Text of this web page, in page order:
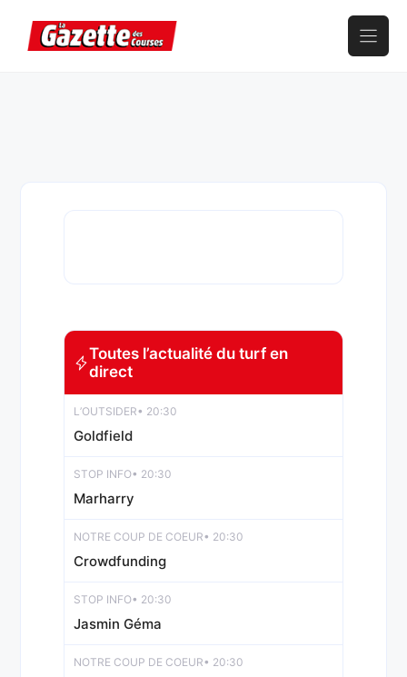
contenu
Toutes l’actualité du turf en
direct
L’OUTSIDER• 20:30
Goldfield
STOP INFO• 20:30
Marharry
NOTRE COUP DE COEUR• 20:30
Crowdfunding
STOP INFO• 20:30
Jasmin Géma
NOTRE COUP DE COEUR• 20:30